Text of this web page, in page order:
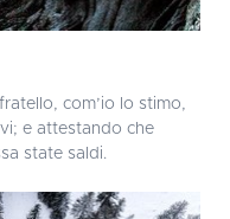
com’io lo stimo,
e attestando che
state saldi.